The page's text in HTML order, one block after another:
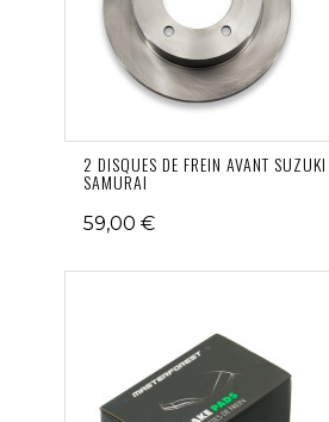
2 DISQUES DE FREIN AVANT
SAMURAI
59,00 €